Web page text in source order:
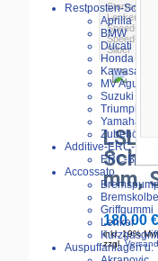
Restposten-
Aprilia
BMW
Ducati
Honda
Kawasaki
MV Agusta
Suzuki
Triumph
Yamaha
Zubehör
Additive-ERC-Bike
ERC-Bike
Accossato
Griffgummi
Lenker
Auspuffanlagen u.
Startseite
Lenker
Speed-
Speed-
Silber
LSL
mm,
180.00 €
inkl. 19%
zzgl.